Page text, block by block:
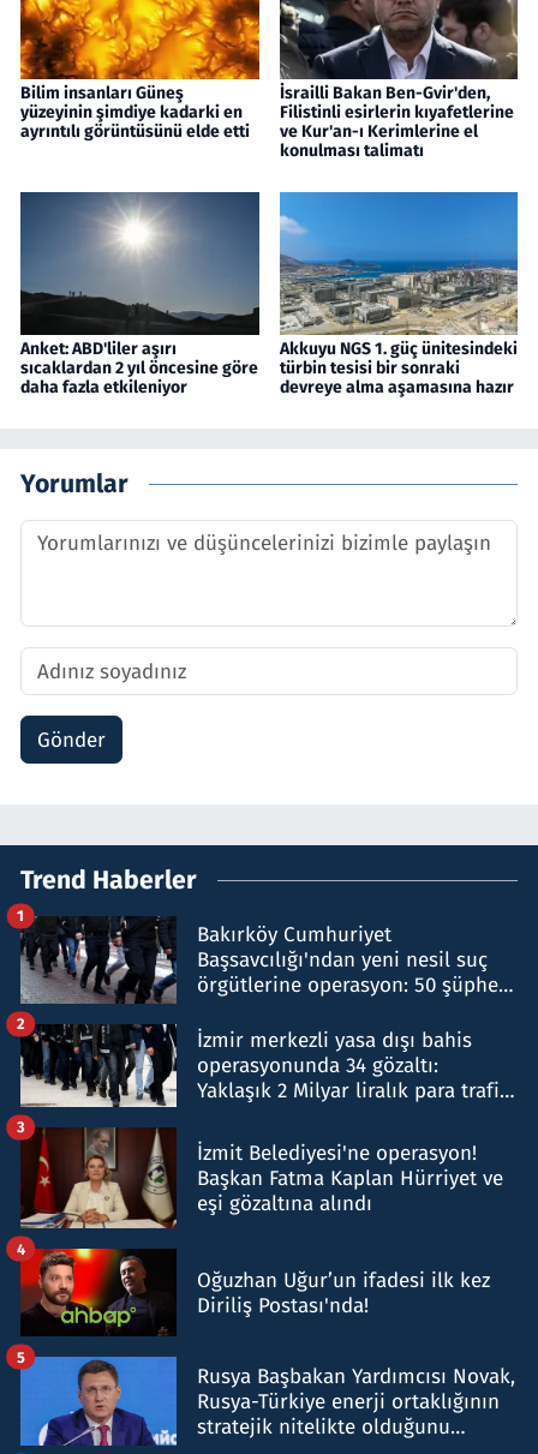
Bilim insanları Güneş
yüzeyinin şimdiye kadarki en
ayrıntılı görüntüsünü elde etti
İsrailli Bakan Ben-Gvir'den,
Filistinli esirlerin kıyafetlerine
ve Kur'an-ı Kerimlerine el
konulması talimatı
Anket: ABD'liler aşırı
sıcaklardan 2 yıl öncesine göre
daha fazla etkileniyor
Akkuyu NGS 1. güç ünitesindeki
türbin tesisi bir sonraki
devreye alma aşamasına hazır
Yorumlar
Gönder
Trend Haberler
Bakırköy Cumhuriyet
Başsavcılığı'ndan yeni nesil suç
örgütlerine operasyon: 50 şüpheli
1
İzmir merkezli yasa dışı bahis
operasyonunda 34 gözaltı:
Yaklaşık 2 Milyar liralık para trafiği
2
İzmit Belediyesi'ne operasyon!
Başkan Fatma Kaplan Hürriyet ve
eşi gözaltına alındı
3
Oğuzhan Uğur’un ifadesi ilk kez
Diriliş Postası'nda!
4
Rusya Başbakan Yardımcısı Novak,
Rusya-Türkiye enerji ortaklığının
stratejik nitelikte olduğunu
5